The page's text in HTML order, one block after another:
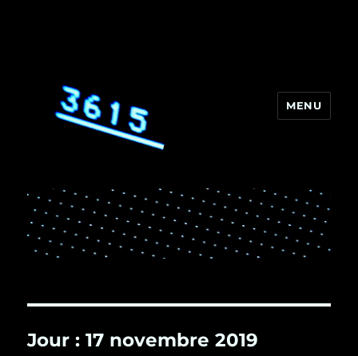
3615
MENU
Jour :17 novembre 2019